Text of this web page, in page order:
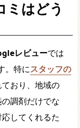
ミはどう
レビューでは
。特にスタッフの
おり、地域の
調剤だけでな
してくれるた